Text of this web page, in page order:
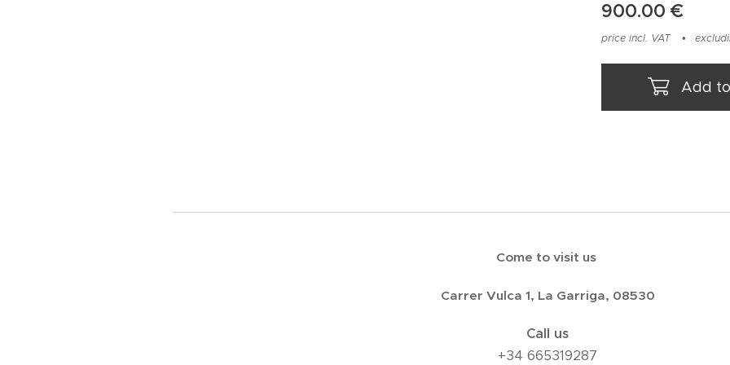
900.00 €
price incl. VAT
Add
Come to visit us
Carrer Vulca 1, La Garriga, 08530
Call us
+34 665319287